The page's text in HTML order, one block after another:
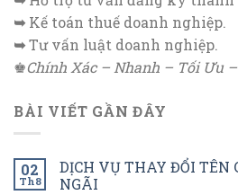
➥Kế toán thuế doanh nghiệp.
➥Tư vấn luật doanh nghiệp.
♚Chính Xác – Nhanh – Tối Ưu –
BÀI VIẾT GẦN ĐÂY
02
Th8
DỊCH VỤ THAY ĐỔI TÊN
NGÃI